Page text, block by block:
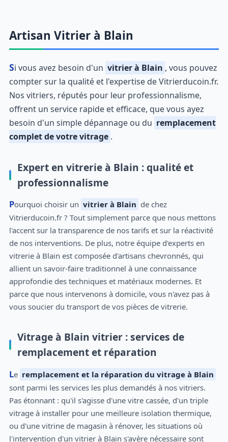
Artisan Vitrier à Blain
Si vous avez besoin d'un vitrier à Blain , vous pouvez
compter sur la qualité et l'expertise de Vitrierducoin.fr.
Nos vitriers, réputés pour leur professionnalisme,
offrent un service rapide et efficace, que vous ayez
besoin d'un simple dépannage ou du remplacement
complet de votre vitrage .
Expert en vitrerie à Blain : qualité et
professionnalisme
Pourquoi choisir un vitrier à Blain de chez
Vitrierducoin.fr ? Tout simplement parce que nous mettons
l'accent sur la transparence de nos tarifs et sur la réactivité
de nos interventions. De plus, notre équipe d'experts en
vitrerie à Blain est composée d'artisans chevronnés, qui
allient un savoir-faire traditionnel à une connaissance
approfondie des techniques et matériaux modernes. Et
parce que nous intervenons à domicile, vous n'avez pas à
vous soucier du transport de vos pièces de vitrerie.
Vitrage à Blain vitrier : services de
remplacement et réparation
Le remplacement et la réparation du vitrage à Blain
sont parmi les services les plus demandés à nos vitriers.
Pas étonnant : qu'il s'agisse d'une vitre cassée, d'un triple
vitrage à installer pour une meilleure isolation thermique,
ou d'une vitrine de magasin à rénover, les situations où
l'intervention d'un vitrier à Blain s'avère nécessaire sont